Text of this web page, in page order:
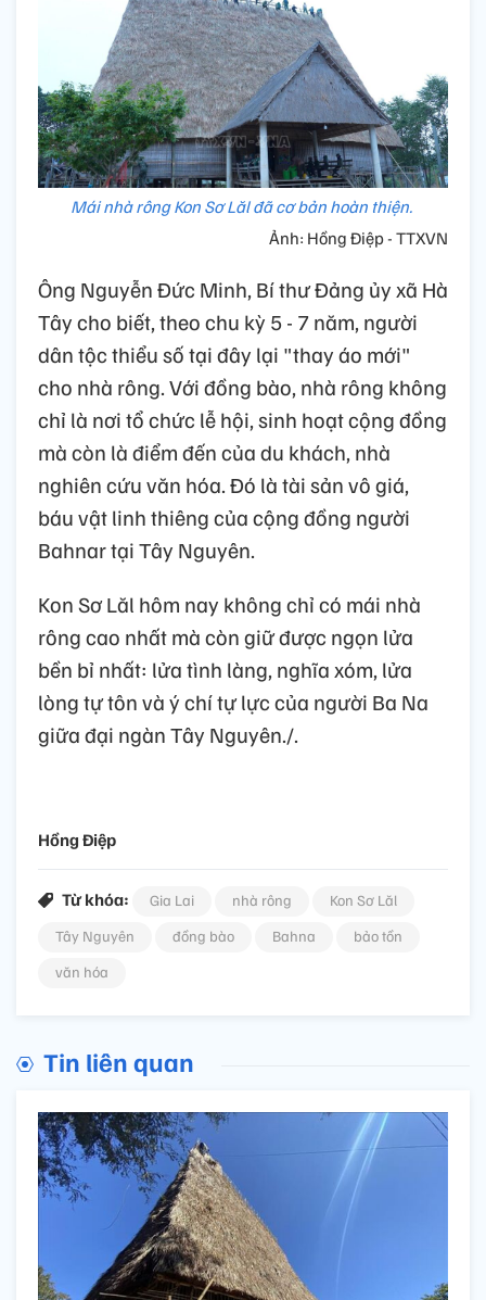
Mái nhà rông Kon Sơ Lăl đã cơ bản hoàn thiện.
Ảnh: Hồng Điệp - TTXVN
Ông Nguyễn Đức Minh, Bí thư Đảng ủy xã Hà
Tây cho biết, theo chu kỳ 5 - 7 năm, người
dân tộc thiểu số tại đây lại "thay áo mới"
cho nhà rông. Với đồng bào, nhà rông không
chỉ là nơi tổ chức lễ hội, sinh hoạt cộng đồng
mà còn là điểm đến của du khách, nhà
nghiên cứu văn hóa. Đó là tài sản vô giá,
báu vật linh thiêng của cộng đồng người
Bahnar tại Tây Nguyên.
Kon Sơ Lăl hôm nay không chỉ có mái nhà
rông cao nhất mà còn giữ được ngọn lửa
bền bỉ nhất: lửa tình làng, nghĩa xóm, lửa
lòng tự tôn và ý chí tự lực của người Ba Na
giữa đại ngàn Tây Nguyên./.
Hồng Điệp
Từ khóa: Gia Lai nhà rông
Kon Sơ Lăl
Tây Nguyên
đồng bào Bahna
bảo tồn
văn hóa
Tin liên quan